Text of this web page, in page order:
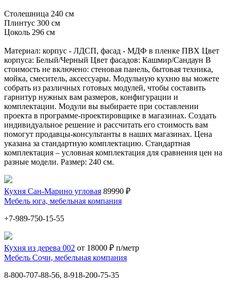
Столешница 240 см
Плинтус 300 см
Цоколь 296 см
Материал: корпус - ЛДСП, фасад - МДФ в пленке ПВХ Цвет
корпуса: Белый/Черный Цвет фасадов: Кашмир/Сандаун В
стоимость не включено: стеновая панель, бытовая техника,
мойка, смеситель, аксессуары. Модульную кухню вы можете
собрать из различных готовых модулей, чтобы составить
гарнитур нужных вам размеров, конфигурации и
комплектации. Модули вы выбираете при составлении
проекта в программе-проектировщике в магазинах. Создать
индивидуальное решение и рассчитать его стоимость вам
помогут продавцы-консультанты в наших магазинах. Цена
указана за стандартную комплектацию. Стандартная
комплектация – условная комплектация для сравнения цен на
разные модели. Размер: 240 см.
Кухня Сан-Марино угловая 89990 ₽
Мебель юга, мебельная компания
+7-989-750-15-55
Кухня из дерева 002 от 18000 ₽ п/метр
Мебель Сочи, мебельная компания
8-800-707-88-56, 8-918-200-75-35